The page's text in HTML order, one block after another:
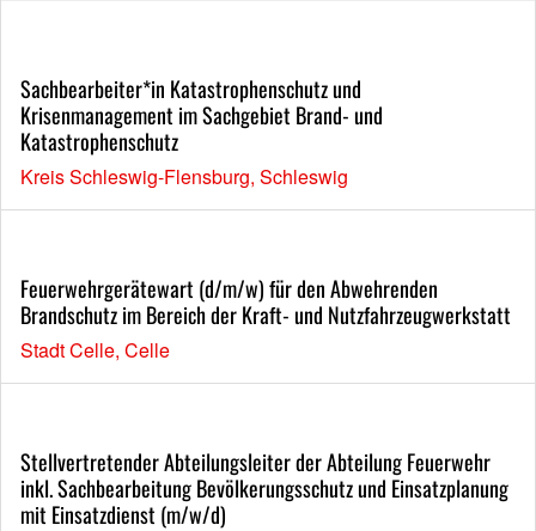
Sachbearbeiter*in Katastrophenschutz und
Krisenmanagement im Sachgebiet Brand- und
Katastrophenschutz
Kreis Schleswig-Flensburg, Schleswig
Feuerwehrgerätewart (d/m/w) für den Abwehrenden
Brandschutz im Bereich der Kraft- und Nutzfahrzeugwerkstatt
Stadt Celle, Celle
Stellvertretender Abteilungsleiter der Abteilung Feuerwehr
inkl. Sachbearbeitung Bevölkerungsschutz und Einsatzplanung
mit Einsatzdienst (m/w/d)